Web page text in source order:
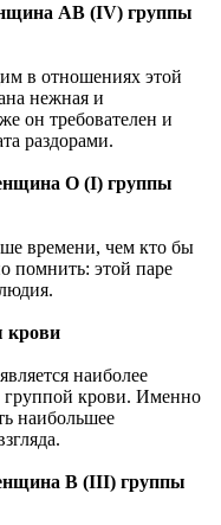
АВ (IV) группы
в отношениях этой
нежная и
он требователен и
раздорами.
О (I) группы
времени, чем кто бы
помнить: этой паре
крови
наиболее
крови. Именно
наибольшее
В (III) группы